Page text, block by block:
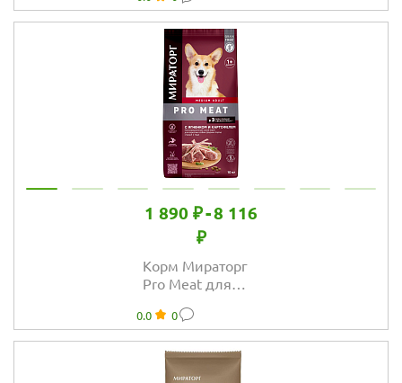
телятиной
1 890 ₽-8 116
₽
Корм Мираторг
Pro Meat для
средних пород с
ягнёнком и
картофелем
0.0 0